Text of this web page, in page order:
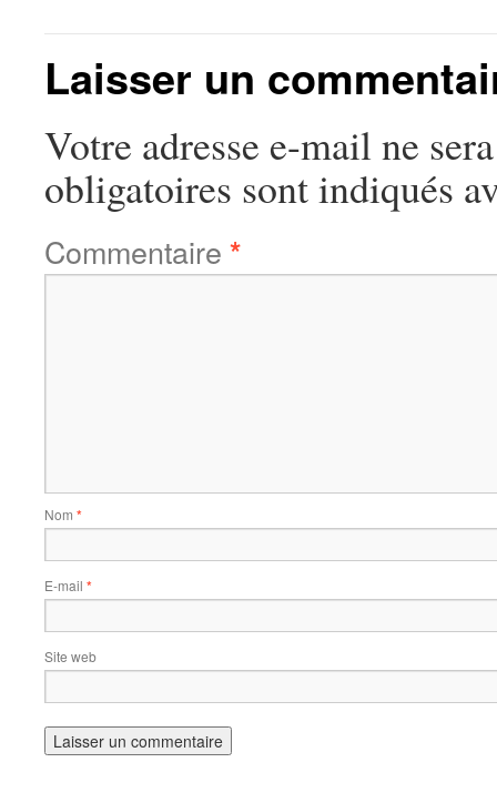
Laisser un
Votre adresse e-mail ne
obligatoires sont indiqués
Commentaire *
Nom *
E-mail *
Site web